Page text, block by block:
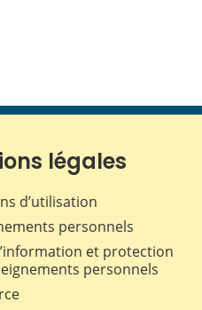
légales
d’utilisation
personnels
et protection
personnels